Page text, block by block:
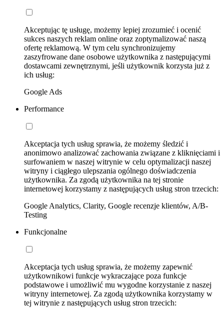
Akceptując tę usługę, możemy lepiej zrozumieć i ocenić
sukces naszych reklam online oraz zoptymalizować naszą
ofertę reklamową. W tym celu synchronizujemy
zaszyfrowane dane osobowe użytkownika z następującymi
dostawcami zewnętrznymi, jeśli użytkownik korzysta już z
ich usług:
Google Ads
Performance
Akceptacja tych usług sprawia, że możemy śledzić i
anonimowo analizować zachowania związane z kliknięciami i
surfowaniem w naszej witrynie w celu optymalizacji naszej
witryny i ciągłego ulepszania ogólnego doświadczenia
użytkownika. Za zgodą użytkownika na tej stronie
internetowej korzystamy z następujących usług stron trzecich:
Google Analytics, Clarity, Google recenzje klientów, A/B-
Testing
Funkcjonalne
Akceptacja tych usług sprawia, że możemy zapewnić
użytkownikowi funkcje wykraczające poza funkcje
podstawowe i umożliwić mu wygodne korzystanie z naszej
witryny internetowej. Za zgodą użytkownika korzystamy w
tej witrynie z następujących usług stron trzecich: